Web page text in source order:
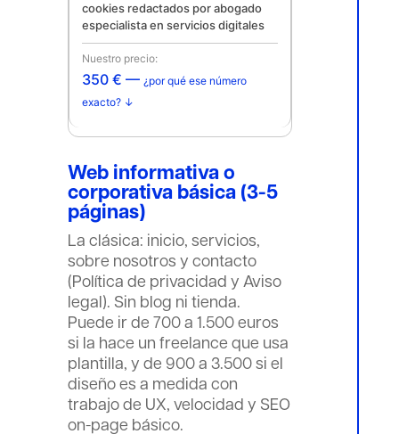
cookies redactados por abogado
especialista en servicios digitales
350 € —¿por qué ese número
exacto? ↓
Web informativa o
corporativa básica (3-5
páginas)
La clásica: inicio, servicios,
sobre nosotros y contacto
(Política de privacidad y Aviso
legal). Sin blog ni tienda.
Puede ir de 700 a 1.500 euros
si la hace un freelance que usa
plantilla, y de 900 a 3.500 si el
diseño es a medida con
trabajo de UX, velocidad y SEO
on-page básico.